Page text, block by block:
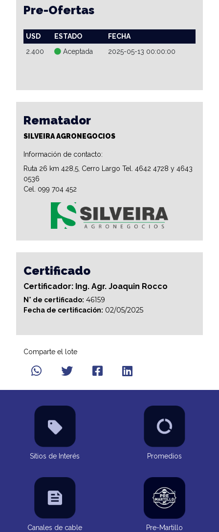
Pre-Ofertas
USD ESTADO
FECHA
2.400
Aceptada 2025-05-13 00:00:00
Rematador
SILVEIRA AGRONEGOCIOS
Información de contacto:
Ruta 26 km 428,5, Cerro Largo Tel. 4642 4728 y 4643
0536
Cel. 099 704 452
Certificado
Certificador: Ing. Agr. Joaquin Rocco
N° de certificado: 46159
Fecha de certificación: 02/05/2025
Comparte el lote
Sitios de Interés Promedios
Canales de cable Pre-Martillo